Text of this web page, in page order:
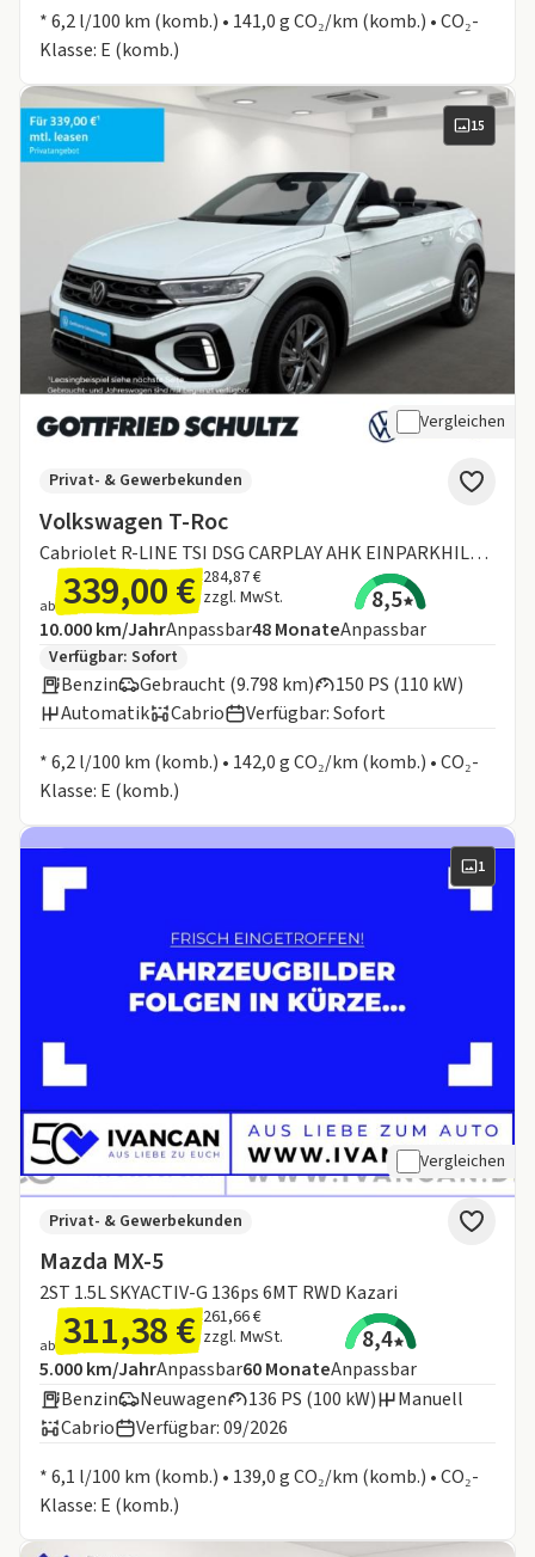
* 6,2 l/100 km (komb.) • 141,0 g CO₂/km (komb.) • CO₂-
Klasse: E (komb.)
15
Vergleichen
Volkswagen T-Roc
Cabriolet R-LINE TSI DSG CARPLAY AHK EINPARKHILFE SITZHEIZUNG
Privat- & Gewerbekunden
ab 339,00 € 284,87 €
zzgl. MwSt.
8,5
Angebotsdetails:
Inklusive Laufleistung
10.000 km/JahrAnpassbarLaufzeit
48MonateAnpassbar
Zusätzliche Fahrzeuginformationen:
Verfügbar: Sofort
Benzin Gebraucht (9.798 km)
150 PS (110 kW)
Automatik
Cabrio
Verfügbar: Sofort
* 6,2 l/100 km (komb.) • 142,0 g CO₂/km (komb.) • CO₂-
Klasse: E (komb.)
1
Vergleichen
Mazda MX-5
2ST 1.5L SKYACTIV-G 136ps 6MT RWD Kazari
Privat- & Gewerbekunden
ab 311,38 € 261,66 €
zzgl. MwSt.
8,4
Angebotsdetails:
Inklusive Laufleistung
5.000 km/JahrAnpassbarLaufzeit
60MonateAnpassbar
Benzin
Neuwagen 136 PS (100 kW)
Manuell
Cabrio
Verfügbar: 09/2026
* 6,1 l/100 km (komb.) • 139,0 g CO₂/km (komb.) • CO₂-
Klasse: E (komb.)